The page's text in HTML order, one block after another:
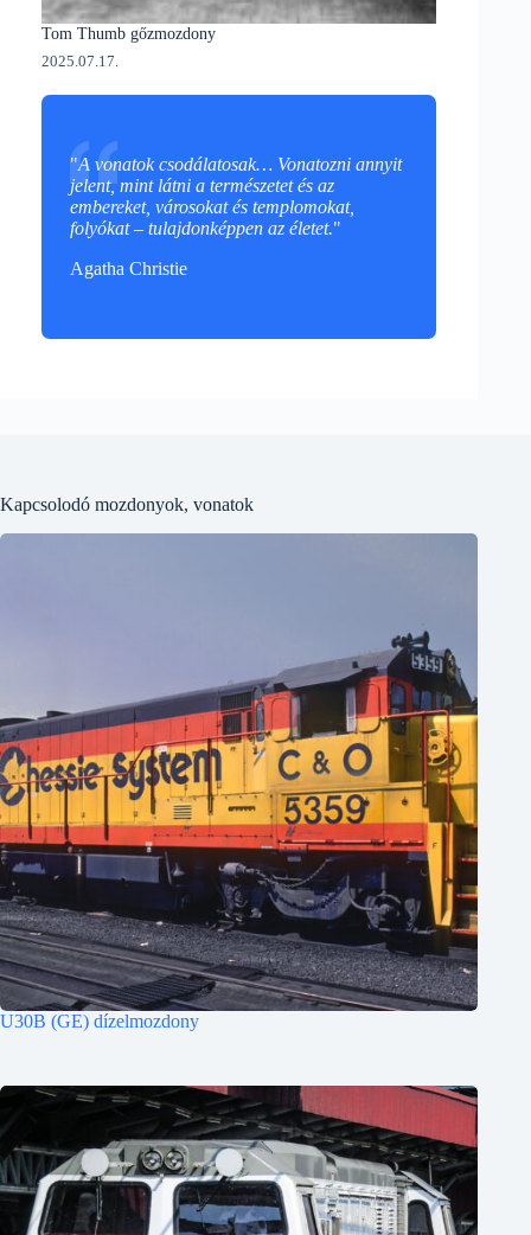
Tom Thumb gőzmozdony
2025.07.17.
"A vonatok csodálatosak… Vonatozni annyit
jelent, mint látni a természetet és az
embereket, városokat és templomokat,
folyókat – tulajdonképpen az életet."
Agatha Christie
Kapcsolodó mozdonyok, vonatok
U30B (GE) dízelmozdony